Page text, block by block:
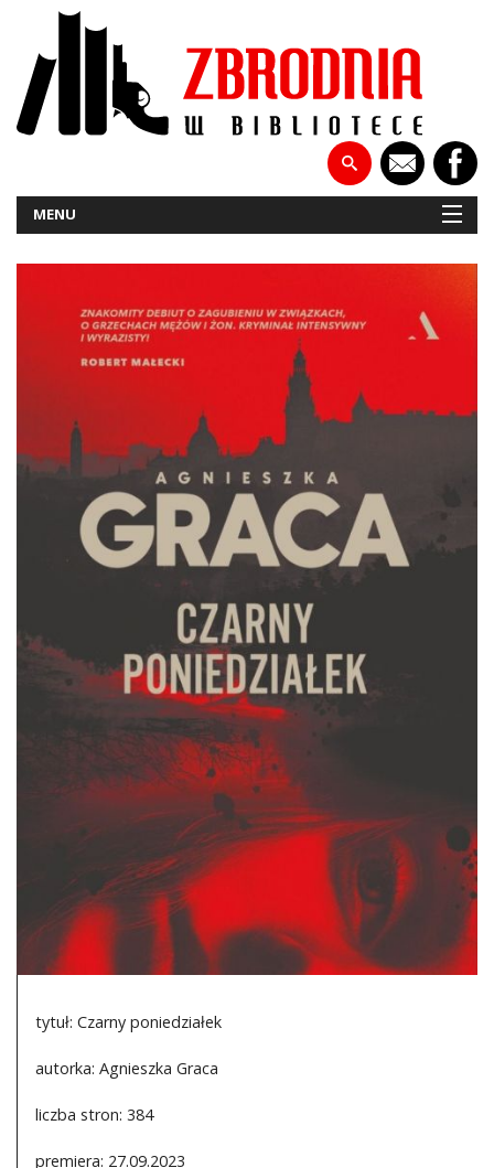
MENU
NOWOŚCI
PATRONATY
RECENZJE
DO CZYTANIA
NA EKRANIE
tytuł: Czarny poniedziałek
autorka: Agnieszka Graca
liczba stron: 384
premiera: 27.09.2023